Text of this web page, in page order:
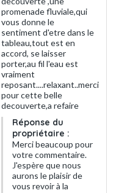
promenade fluviale,qui
vous donne le
sentiment d'etre dans le
tableau,tout est en
accord, se laisser
porter,au fil l'eau est
vraiment
reposant....relaxant..merci
pour cette belle
decouverte,a refaire
Réponse du
propriétaire :
Merci beaucoup pour
votre commentaire.
J'espère que nous
aurons le plaisir de
vous revoir à la